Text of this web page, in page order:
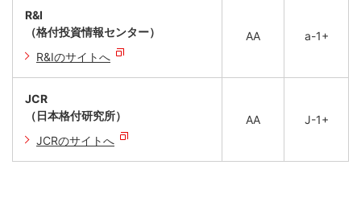
第10期（2017年3月期）決算公告
R&I
（格付投資情報センター）
R&Iのサイトへ
AA a-1+
JCR
（日本格付研究所）
JCRのサイトへ
AA J-1+